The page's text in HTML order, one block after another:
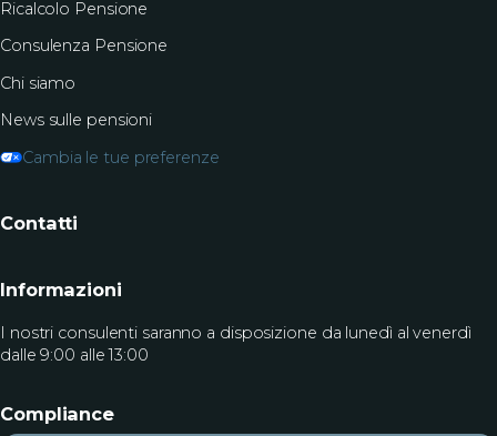
Ricalcolo Pensione
Consulenza Pensione
Chi siamo
News sulle pensioni
Cambia le tue preferenze
Contatti
Informazioni
I nostri consulenti saranno a disposizione da lunedì al venerdì
dalle 9:00 alle 13:00
Compliance